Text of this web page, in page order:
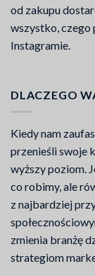
od zakupu
wszystko, czego
Instagramie.
DLACZEGO
Kiedy nam
przenieśli swoje
wyższy poziom.
co robimy, ale
z najbardziej
zmienia branżę
strategiom